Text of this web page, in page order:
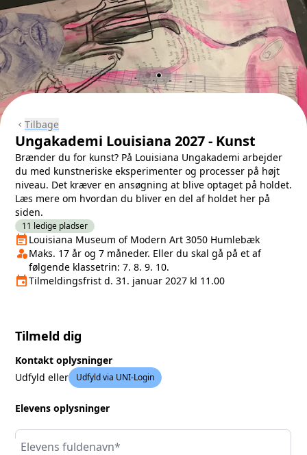
chevron_left Tilbage
Ungakademi Louisiana 2027 - Kunst
Brænder du for kunst? På Louisiana Ungakademi arbejder
du med kunstneriske eksperimenter og processer på højt
niveau. Det kræver en ansøgning at blive optaget på holdet.
Læs mere om hvordan du bliver en del af holdet her på
siden.
11 ledige pladser
Næste lektion
event_note Louisiana Museum of Modern Art 3050 Humlebæk
Klasse/Aldersbegrænsning
person_shieldMaks. 17 år og 7 måneder. Eller du skal gå på et af
følgende klassetrin: 7. 8. 9. 10.
Tilmeldingsfrist
eventTilmeldingsfrist d. 31. januar 2027 kl 11.00
Tilmeld dig
Kontakt oplysninger
Udfyld eller
Udfyld via UNI-Login
Elevens oplysninger
Elevens fuldenavn*